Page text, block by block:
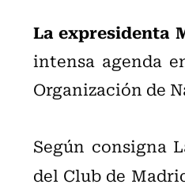
La expresidenta
intensa agenda
Organización de
Según consigna
del Club de